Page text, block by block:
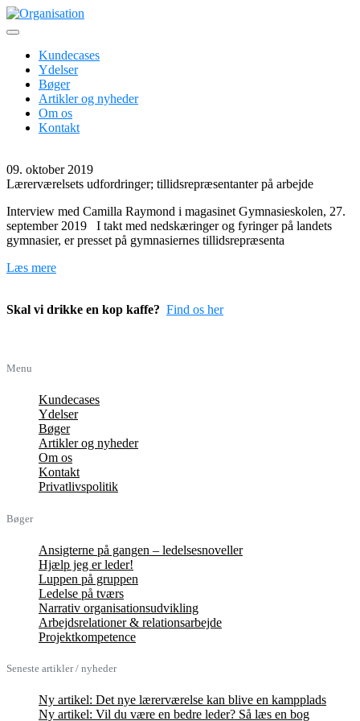
Skip
to
Organisation
Kundecases
Ydelser
Bøger
Artikler og nyheder
Om os
Kontakt
09. oktober 2019
Lærerværelsets udfordringer; tillidsrepræsentanter på arbejde
Interview med Camilla Raymond i magasinet Gymnasieskolen, 27.
september 2019 I takt med nedskæringer og fyringer på landets
gymnasier, er presset på gymnasiernes tillidsrepræsenta
Læs mere
Skal vi drikke en kop kaffe? Find os her
Menu
Kundecases
Ydelser
Bøger
Artikler og nyheder
Om os
Kontakt
Privatlivspolitik
Bøger
Ansigterne på gangen – ledelsesnoveller
Hjælp jeg er leder!
Luppen på gruppen
Ledelse på tværs
Narrativ organisationsudvikling
Arbejdsrelationer & relationsarbejde
Projektkompetence
Seneste artikler / nyheder
Ny artikel: Det nye lærerværelse kan blive en kampplads
Ny artikel: Vil du være en bedre leder? Så læs en bog